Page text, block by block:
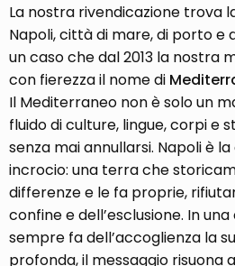
La nostra rivendicazione trova
Napoli, città di mare, di porto e
un caso che dal 2013 la nostra
con fierezza il nome di
Il Mediterraneo non è solo un
fluido di culture, lingue, corpi e
senza mai annullarsi. Napoli è
incrocio: una terra che
differenze e le fa proprie,
confine e dell’esclusione. In
sempre fa dell’accoglienza la
profonda, il messaggio risuona